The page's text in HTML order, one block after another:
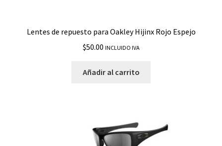
Lentes de repuesto para Oakley Hijinx Rojo Espejo
$50.00 INCLUIDO IVA
Añadir al carrito